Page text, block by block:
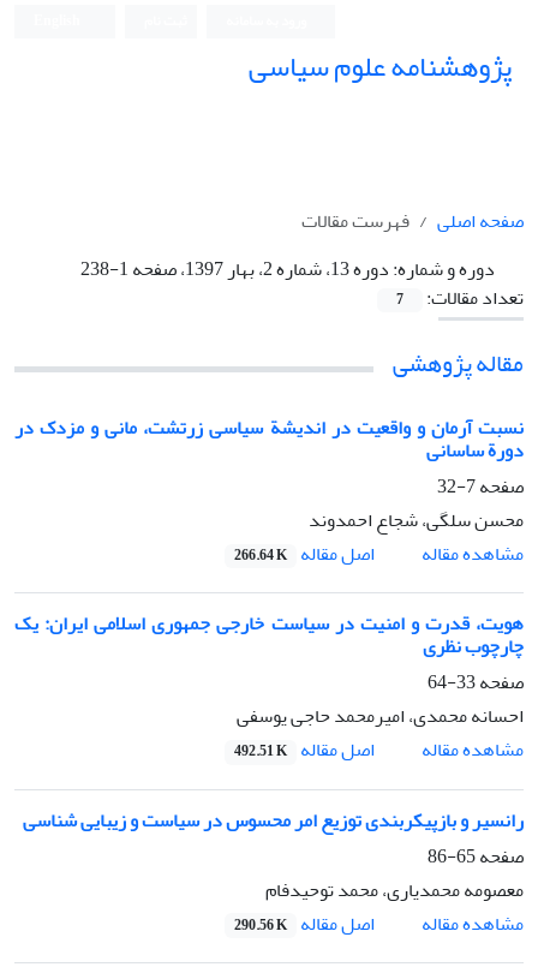
پژوهشنامه علوم سیاسی
صفحه اصلی
فهرست مقالات
دوره و شماره:دوره 13، شماره 2، بهار 1397، صفحه 1-238
تعداد مقالات:
7
مقاله پژوهشی
نسبت آرمان و واقعیت در اندیشة سیاسی زرتشت، مانی و مزدک در
دورة ساسانی
صفحه7-32
محسن سلگی، شجاع احمدوند
مشاهده مقاله
اصل مقاله 266.64 K
هویت، قدرت و امنیت در سیاست خارجی جمهوری اسلامی ایران: یک
چارچوب نظری
صفحه33-64
احسانه محمدی، امیرمحمد حاجی یوسفی
مشاهده مقاله
اصل مقاله 492.51 K
رانسیر و بازپیکربندی توزیع امر محسوس در سیاست و زیبایی شناسی
صفحه65-86
معصومه محمدیاری، محمد توحیدفام
مشاهده مقاله
اصل مقاله 290.56 K